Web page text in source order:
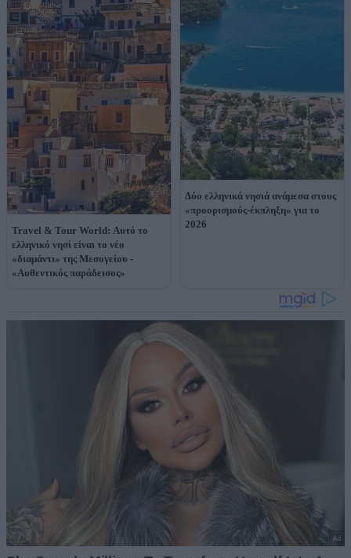
Travel & Tour World: Αυτό το
ελληνικό νησί είναι το νέο
«διαμάντι» της Μεσογείου -
«Αυθεντικός παράδεισος»
Δύο ελληνικά νησιά ανάμεσα στους
«προορισμούς-έκπληξη» για το
2026